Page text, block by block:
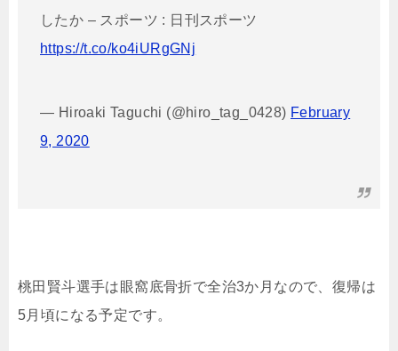
したか – スポーツ : 日刊スポーツ
https://t.co/ko4iURgGNj
— Hiroaki Taguchi (@hiro_tag_0428) February
9, 2020
桃田賢斗選手は眼窩底骨折で全治3か月なので、復帰は
5月頃になる予定です。